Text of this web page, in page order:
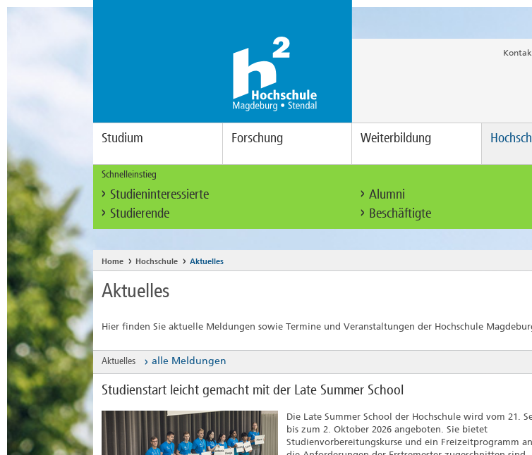
Studium Forschung Weiterbildung
Schnelleinstieg
Studieninteressierte Alumni
Studierende
Beschäftigte
Home Hochschule Aktuelles
Aktuelles
Hier finden Sie aktuelle Meldungen sowie Termine und Veranstaltungen der Hochschule
Aktuelles alle Meldungen
Studienstart leicht gemacht mit der Late Summer School
Die Late Summer School der Hochschule wird vom 21.
bis zum 2. Oktober 2026 angeboten. Sie bietet
Studienvorbereitungskurse und ein Freizeitprogramm